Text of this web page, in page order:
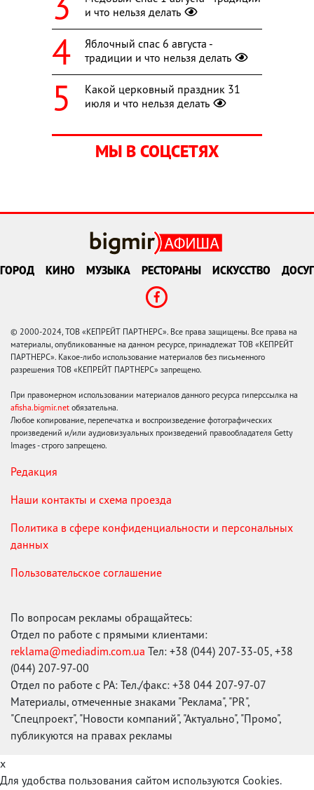
и что нельзя делать
Яблочный спас 6 августа -
традиции и что нельзя делать
Какой церковный праздник 31
июля и что нельзя делать
МЫ В СОЦСЕТЯХ
ГОРОД КИНО МУЗЫКА РЕСТОРАНЫ ИСКУССТВО ДОСУГ
© 2000-2024, ТОВ «КЕПРЕЙТ ПАРТНЕРС». Все права защищены. Все права на
материалы, опубликованные на данном ресурсе, принадлежат ТОВ «КЕПРЕЙТ
ПАРТНЕРС». Какое-либо использование материалов без письменного
разрешения ТОВ «КЕПРЕЙТ ПАРТНЕРС» запрещено.
При правомерном использовании материалов данного ресурса гиперссылка на
afisha.bigmir.net обязательна.
Любое копирование, перепечатка и воспроизведение фотографических
произведений и/или аудиовизуальных произведений правообладателя Getty
Images - строго запрещено.
Редакция
Наши контакты и схема проезда
Политика в сфере конфиденциальности и персональных
данных
Пользовательское соглашение
По вопросам рекламы обращайтесь:
Отдел по работе с прямыми клиентами:
reklama@mediadim.com.ua Тел: +38 (044) 207-33-05, +38
(044) 207-97-00
Отдел по работе с РА: Тел./факс: +38 044 207-97-07
Материалы, отмеченные знаками "Реклама", "PR",
"Спецпроект", "Новости компаний", "Актуально", "Промо",
публикуются на правах рекламы
x
Для удобства пользования сайтом используются Cookies.